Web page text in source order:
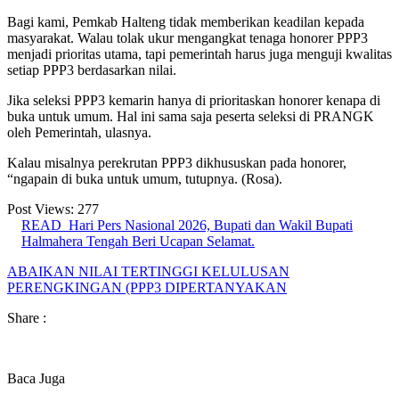
Bagi kami, Pemkab Halteng tidak memberikan keadilan kepada
masyarakat. Walau tolak ukur mengangkat tenaga honorer PPP3
menjadi prioritas utama, tapi pemerintah harus juga menguji kwalitas
setiap PPP3 berdasarkan nilai.
Jika seleksi PPP3 kemarin hanya di prioritaskan honorer kenapa di
buka untuk umum. Hal ini sama saja peserta seleksi di PRANGK
oleh Pemerintah, ulasnya.
Kalau misalnya perekrutan PPP3 dikhususkan pada honorer,
“ngapain di buka untuk umum, tutupnya. (Rosa).
Post Views: 277
READ Hari Pers Nasional 2026, Bupati dan Wakil Bupati
Halmahera Tengah Beri Ucapan Selamat.
ABAIKAN NILAI TERTINGGI KELULUSAN
PERENGKINGAN (PPP3 DIPERTANYAKAN
Share :
Baca Juga